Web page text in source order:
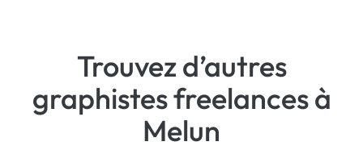
Trouvez d’autres
graphistes freelances à
Melun